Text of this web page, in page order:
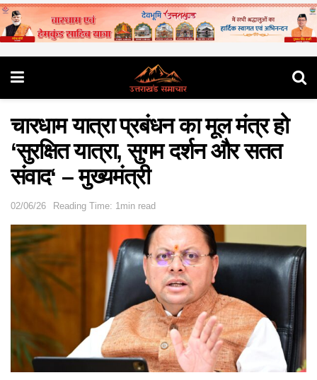
चारधाम यात्रा प्रबंधन का मूल मंत्र हो
‘सुरक्षित यात्रा, सुगम दर्शन और सतत
संवाद‘ – मुख्यमंत्री
02/06/26 Reading Time: 1min read